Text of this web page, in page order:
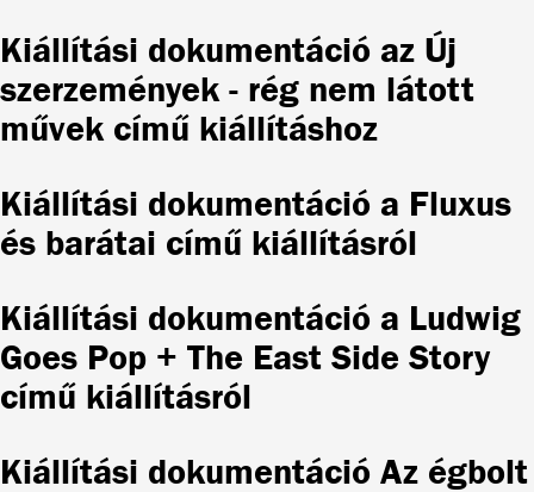
Kiállítási dokumentáció az Új
szerzemények - rég nem látott
művek című kiállításhoz
Kiállítási dokumentáció a Fluxus
és barátai című kiállításról
Kiállítási dokumentáció a Ludwig
Goes Pop + The East Side Story
című kiállításról
Kiállítási dokumentáció Az égbolt